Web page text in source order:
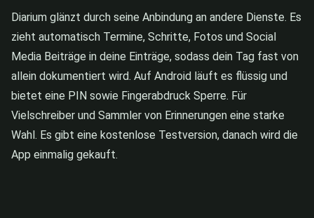
Diarium glänzt durch seine Anbindung an andere Dienste. Es
zieht automatisch Termine, Schritte, Fotos und Social
Media Beiträge in deine Einträge, sodass dein Tag fast von
allein dokumentiert wird. Auf Android läuft es flüssig und
bietet eine PIN sowie Fingerabdruck Sperre. Für
Vielschreiber und Sammler von Erinnerungen eine starke
Wahl. Es gibt eine kostenlose Testversion, danach wird die
App einmalig gekauft.